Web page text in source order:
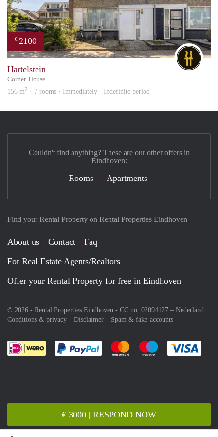
€ 3000 | RESPOND NOW
€ 2100
DG
Hartelstein
Corner House
156 m2 · 7 rooms · Immediately - Indefinite period
Find your Rental Property on Rental Properties Eindhoven
About us Contact
Faq
For Real Estate Agents/Realtors
Offer your Rental Property for free in Eindhoven
© 2026 - Rental Properties Eindhoven - CC no. 02094127 – Nederland
Conditions & privacy
Disclaimer Spam & fake-accounts
Pay easily with :payment method
Pay easily with :payment
Pay easily with
Couldn't find anything? These are our other offers in
Eindhoven:
Rooms Apartments